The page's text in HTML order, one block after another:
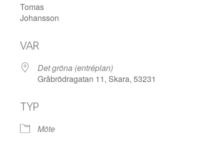
Tomas
Johansson
VAR
Det gröna (entréplan)
Gråbrödragatan 11, Skara, 53231
TYP
Möte